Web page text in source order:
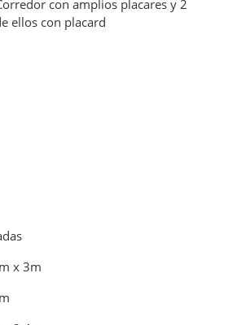
con amplios placares y 2
ellos con placard
x 3m